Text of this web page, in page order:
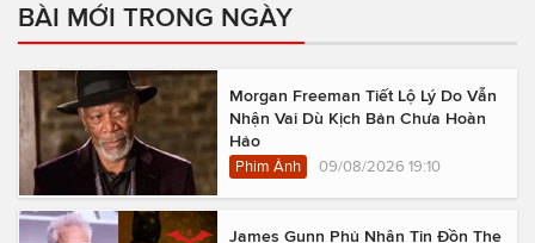
BÀI MỚI TRONG NGÀY
Morgan Freeman Tiết Lộ Lý Do Vẫn
Nhận Vai Dù Kịch Bản Chưa Hoàn
Hảo
Phim Ảnh 09/08/2026 19:10
James Gunn Phủ Nhận Tin Đồn The